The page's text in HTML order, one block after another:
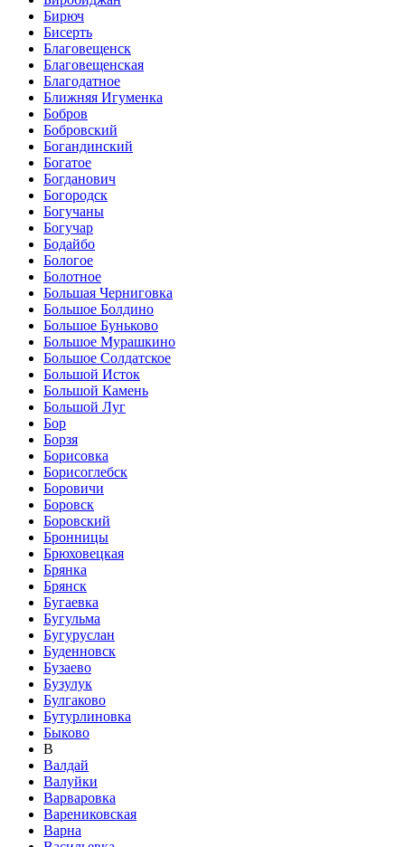
Бирюч
Бисерть
Благовещенск
Благовещенская
Благодатное
Ближняя Игуменка
Бобров
Бобровский
Богандинский
Богатое
Богданович
Богородск
Богучаны
Богучар
Бодайбо
Бологое
Болотное
Большая Черниговка
Большое Болдино
Большое Буньково
Большое Мурашкино
Большое Солдатское
Большой Исток
Большой Камень
Большой Луг
Бор
Борзя
Борисовка
Борисоглебск
Боровичи
Боровск
Боровский
Бронницы
Брюховецкая
Брянка
Брянск
Бугаевка
Бугульма
Бугуруслан
Буденновск
Бузаево
Бузулук
Булгаково
Бутурлиновка
Быково
В
Валдай
Валуйки
Варваровка
Варениковская
Варна